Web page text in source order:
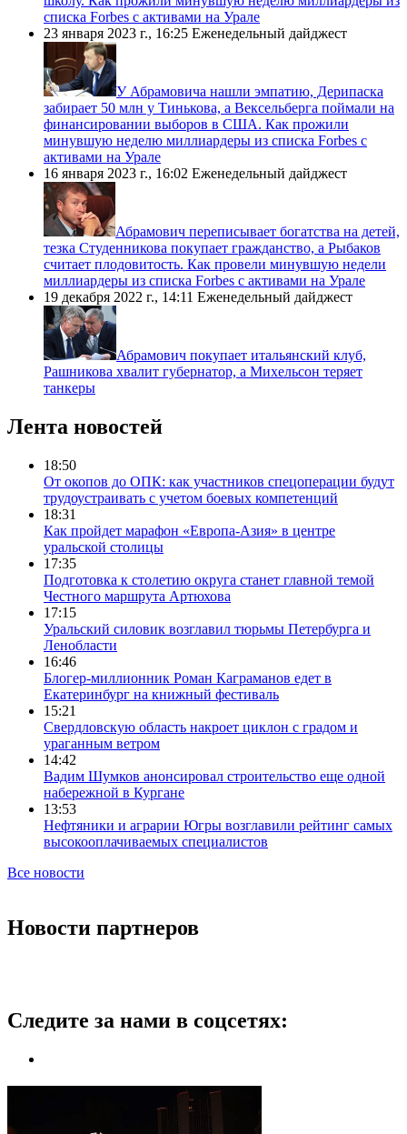
списка Forbes с активами на Урале
23 января 2023 г., 16:25 Еженедельный дайджест
​У Абрамовича нашли эмпатию, Дерипаска
забирает 50 млн у Тинькова, а Вексельберга поймали на
финансировании выборов в США. Как прожили
минувшую неделю миллиардеры из списка Forbes с
активами на Урале
16 января 2023 г., 16:02 Еженедельный дайджест
​Абрамович переписывает богатства на детей,
тезка Студенникова покупает гражданство, а Рыбаков
считает плодовитость. Как провели минувшую недели
миллиардеры из списка Forbes с активами на Урале
19 декабря 2022 г., 14:11 Еженедельный дайджест
​Абрамович покупает итальянский клуб,
Рашникова хвалит губернатор, а Михельсон теряет
танкеры
Лента новостей
18:50
От окопов до ОПК: как участников спецоперации будут
трудоустраивать с учетом боевых компетенций
18:31
Как пройдет марафон «Европа-Азия» в центре
уральской столицы
17:35
Подготовка к столетию округа станет главной темой
Честного маршрута Артюхова
17:15
Уральский силовик возглавил тюрьмы Петербурга и
Ленобласти
16:46
Блогер-миллионник Роман Каграманов едет в
Екатеринбург на книжный фестиваль
15:21
Свердловскую область накроет циклон с градом и
ураганным ветром
14:42
Вадим Шумков анонсировал строительство еще одной
набережной в Кургане
13:53
Нефтяники и аграрии Югры возглавили рейтинг самых
высокооплачиваемых специалистов
Все новости
Новости партнеров
Следите за нами в соцсетях: